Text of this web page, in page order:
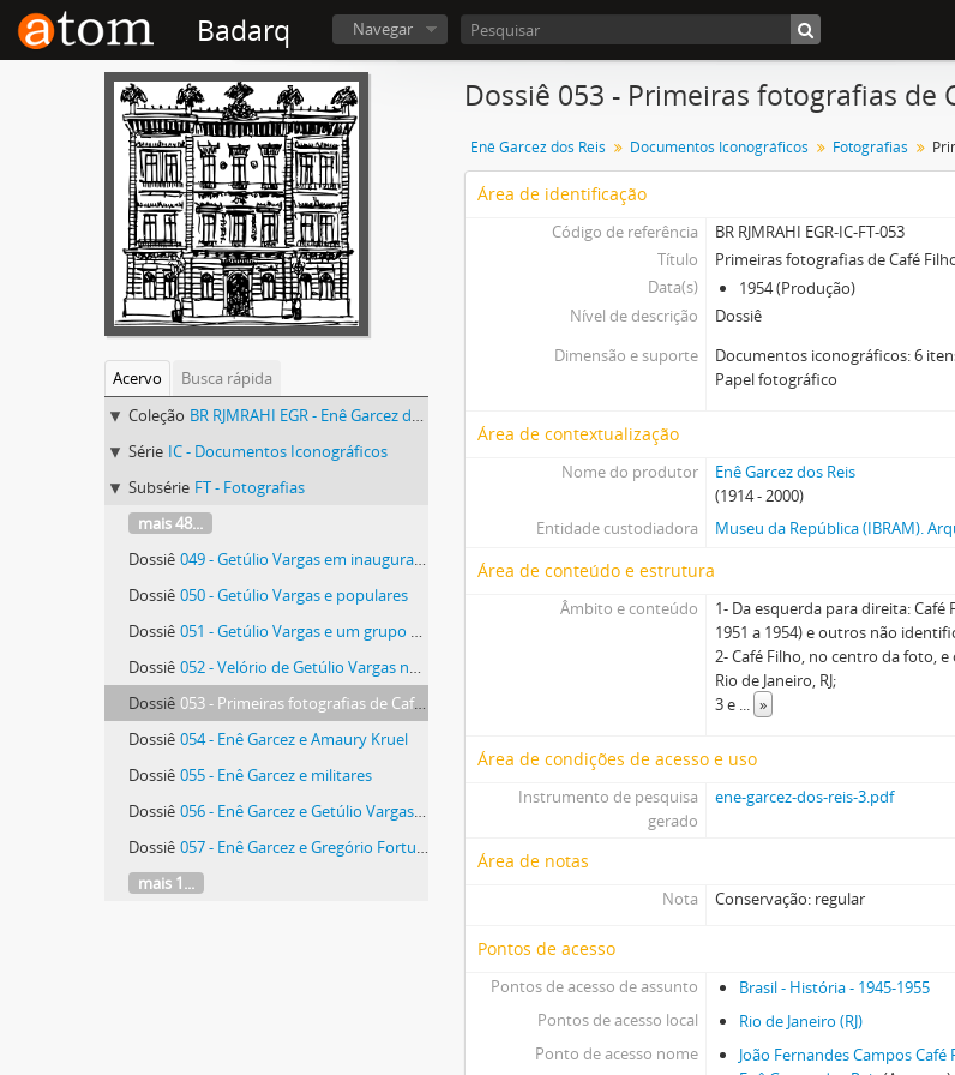
Badarq Navegar
Acervo
Busca rápida
Coleção BR RJMRAHI EGR - Enê Garcez dos Reis
Série IC - Documentos Iconográficos
Subsérie FT - Fotografias
mais 48...
Dossiê 049 - Getúlio Vargas em inauguração e ouvindo um discurso em uma cerimônia
Dossiê 050 - Getúlio Vargas e populares
Dossiê 051 - Getúlio Vargas e um grupo de pessoas
Dossiê 052 - Velório de Getúlio Vargas no Salão Ministerial, Palácio do Catete (Rio de Janeiro, RJ)
Dossiê 053 - Primeiras fotografias de Café Filho como presidente
Dossiê 054 - Enê Garcez e Amaury Kruel
Dossiê 055 - Enê Garcez e militares
Dossiê 056 - Enê Garcez e Getúlio Vargas Filho
Dossiê 057 - Enê Garcez e Gregório Fortunato
mais 1...
Dossiê 053 - Primeiras fotografias de
Enê Garcez dos Reis Documentos Iconográficos Fotografias
Área de identificação
Código de referência
BR RJMRAHI EGR-IC-FT-053
Título
Primeiras fotografias de Café
Data(s)
1954 (Produção)
Nível de descrição
Dossiê
Dimensão e suporte
Documentos iconográficos: 6
Papel fotográfico
Área de contextualização
Nome do produtor
Enê Garcez dos Reis
(1914 - 2000)
Entidade custodiadora
Museu da República (IBRAM).
Área de conteúdo e estrutura
Âmbito e conteúdo
1- Da esquerda para direita: Café
1951 a 1954) e outros não
2- Café Filho, no centro da foto,
Rio de Janeiro, RJ;
3 e ... »
Área de condições de acesso e uso
Instrumento de pesquisa
gerado
ene-garcez-dos-reis-3.pdf
Área de notas
Nota Conservação: regular
Pontos de acesso
Pontos de acesso de assunto
Brasil - História - 1945-1955
Pontos de acesso local
Rio de Janeiro (RJ)
Ponto de acesso nome
João Fernandes Campos Café